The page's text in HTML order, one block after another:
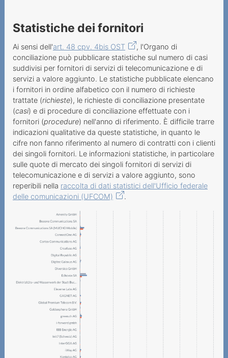
Statistiche dei fornitori
Ai sensi dell'art. 48 cpv. 4bis OST
, l'Organo di
conciliazione può pubblicare statistiche sul numero di casi
suddivisi per fornitori di servizi di telecomunicazione e di
servizi a valore aggiunto. Le statistiche pubblicate elencano
i fornitori in ordine alfabetico con il numero di richieste
trattate (richieste), le richieste di conciliazione presentate
(casi) e di procedure di conciliazione effettuate con i
fornitori (procedure) nell'anno di riferimento. È difficile trarre
indicazioni qualitative da queste statistiche, in quanto le
cifre non fanno riferimento al numero di contratti con i clienti
dei singoli fornitori. Le informazioni statistiche, in particolare
sulle quote di mercato dei singoli fornitori di servizi di
telecomunicazione e di servizi a valore aggiunto, sono
reperibili nella raccolta di dati statistici dell'Ufficio federale
delle comunicazioni (UFCOM)
.
In evidenza
Esempi